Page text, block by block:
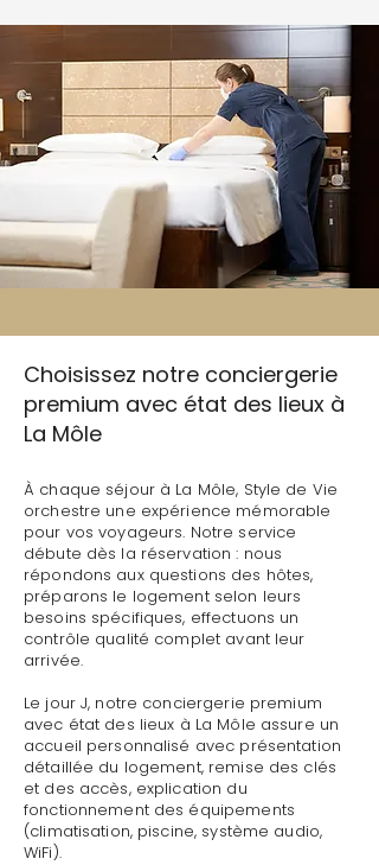
Choisissez notre conciergerie
premium avec état des lieux à
La Môle
À chaque séjour à La Môle, Style de Vie
orchestre une expérience mémorable
pour vos voyageurs. Notre service
débute dès la réservation : nous
répondons aux questions des hôtes,
préparons le logement selon leurs
besoins spécifiques, effectuons un
contrôle qualité complet avant leur
arrivée.
Le jour J, notre conciergerie premium
avec état des lieux à La Môle assure un
accueil personnalisé avec présentation
détaillée du logement, remise des clés
et des accès, explication du
fonctionnement des équipements
(climatisation, piscine, système audio,
WiFi).